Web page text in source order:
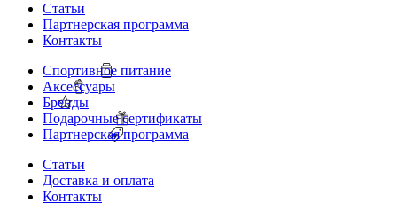
Статьи
Партнерская программа
Контакты
Спортивное питание
Аксессуары
Бренды
Подарочные сертификаты
Партнерская программа
Статьи
Доставка и оплата
Контакты